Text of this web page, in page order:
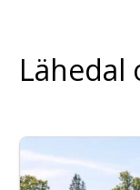
Lähedal